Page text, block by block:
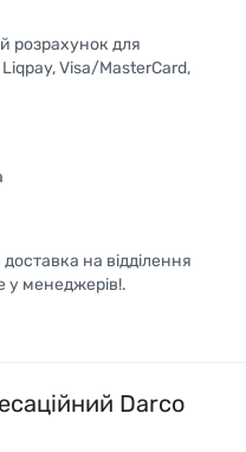
розрахунок для
Visa/MasterCard,
на відділення
у менеджерів!.
Darco